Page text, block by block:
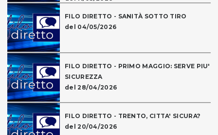
FILO DIRETTO - SANITÀ SOTTO TIRO
del 04/05/2026
FILO DIRETTO - PRIMO MAGGIO: SERVE PIU'
SICUREZZA
del 28/04/2026
FILO DIRETTO - TRENTO, CITTA' SICURA?
del 20/04/2026